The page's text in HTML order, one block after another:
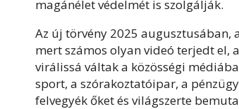
magánélet védelmét is szolgálják.
Az új törvény 2025 augusztusában,
mert számos olyan videó terjedt el,
virálissá váltak a közösségi
sport, a szórakoztatóipar, a
felvegyék őket és világszerte